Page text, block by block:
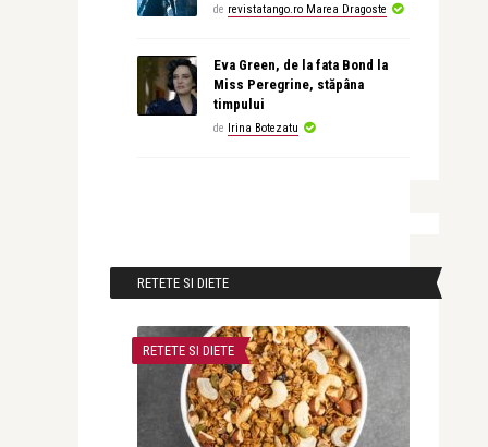
de revistatango.ro Marea Dragoste
Eva Green, de la fata Bond la
Miss Peregrine, stăpâna
timpului
de Irina Botezatu
RETETE SI DIETE
RETETE SI DIETE